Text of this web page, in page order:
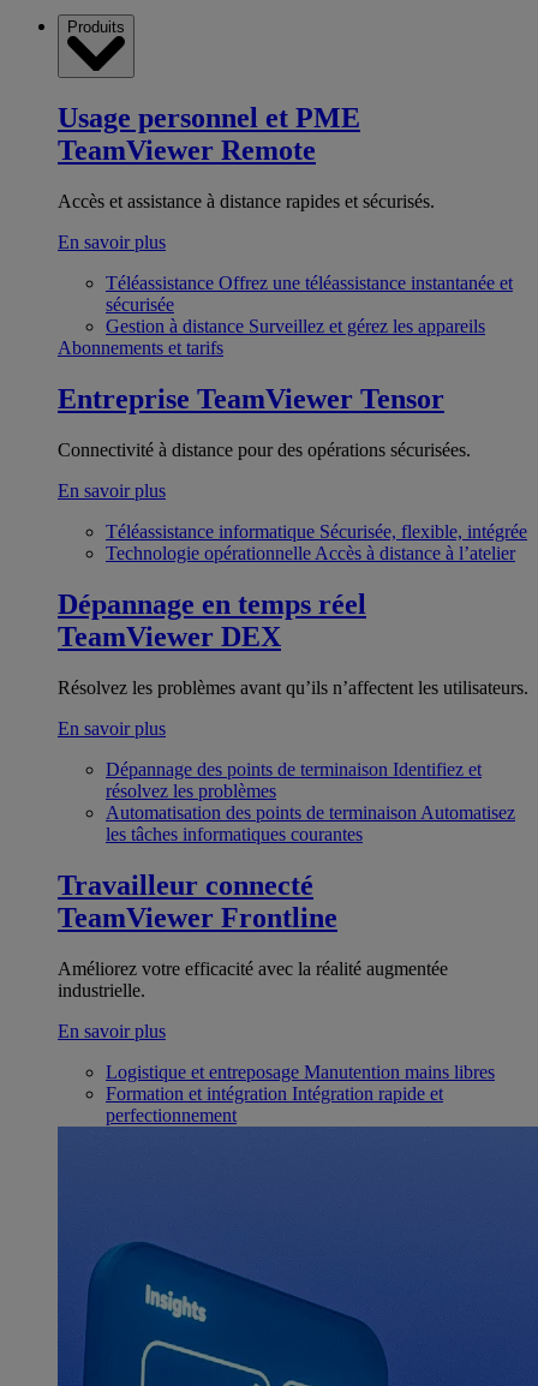
Produits
Usage personnel et PME
TeamViewer Remote
Accès et assistance à distance rapides et sécurisés.
En savoir plus
Téléassistance Offrez une téléassistance instantanée et
sécurisée
Gestion à distance Surveillez et gérez les appareils
Abonnements et tarifs
Entreprise TeamViewer Tensor
Connectivité à distance pour des opérations sécurisées.
En savoir plus
Téléassistance informatique Sécurisée, flexible, intégrée
Technologie opérationnelle Accès à distance à l’atelier
Dépannage en temps réel
TeamViewer DEX
Résolvez les problèmes avant qu’ils n’affectent les utilisateurs.
En savoir plus
Dépannage des points de terminaison Identifiez et
résolvez les problèmes
Automatisation des points de terminaison Automatisez
les tâches informatiques courantes
Travailleur connecté
TeamViewer Frontline
Améliorez votre efficacité avec la réalité augmentée
industrielle.
En savoir plus
Logistique et entreposage Manutention mains libres
Formation et intégration Intégration rapide et
perfectionnement